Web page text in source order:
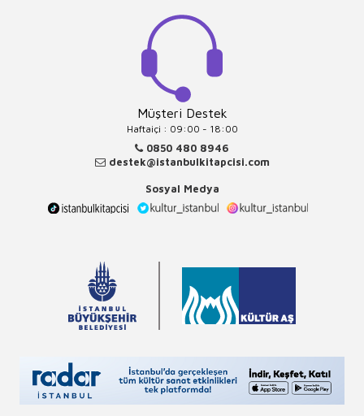
Müşteri Destek
Haftaiçi : 09:00 - 18:00
0850 480 8946
destek@istanbulkitapcisi.com
Sosyal Medya